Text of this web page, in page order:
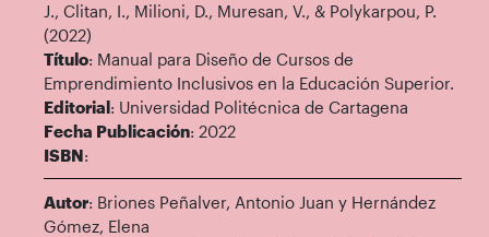
J., Clitan, I., Milioni, D., Muresan, V., & Polykarpou, P.
(2022)
Título: Manual para Diseño de Cursos de
Emprendimiento Inclusivos en la Educación Superior.
Editorial: Universidad Politécnica de Cartagena
Fecha Publicación: 2022
ISBN:
Autor: Briones Peñalver, Antonio Juan y Hernández
Gómez, Elena